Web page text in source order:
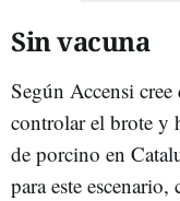
Sin vacuna
Según Accensi
controlar el brote y
de porcino en
para este